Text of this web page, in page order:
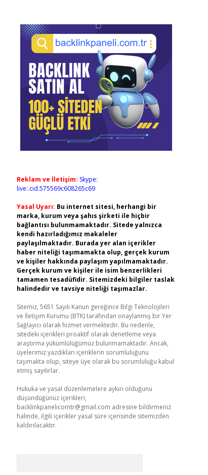
Reklam ve İletişim: Skype:
live:.cid.575569c608265c69
Yasal Uyarı: Bu internet sitesi, herhangi bir
marka, kurum veya şahıs şirketi ile hiçbir
bağlantısı bulunmamaktadır. Sitede yalnızca
kendi hazırladığımız makaleler
paylaşılmaktadır. Burada yer alan içerikler
haber niteliği taşımamakta olup, gerçek kurum
ve kişiler hakkında paylaşım yapılmamaktadır.
Gerçek kurum ve kişiler ile isim benzerlikleri
tamamen tesadüfidir. Sitemizdeki bilgiler taslak
halindedir ve tavsiye niteliği taşımazlar.
Sitemiz, 5651 Sayılı Kanun gereğince Bilgi Teknolojileri
ve İletişim Kurumu (BTK) tarafından onaylanmış bir Yer
Sağlayıcı olarak hizmet vermektedir. Bu nedenle,
sitedeki içerikleri proaktif olarak denetleme veya
araştırma yükümlülüğümüz bulunmamaktadır. Ancak,
üyelerimiz yazdıkları içeriklerin sorumluluğunu
taşımakta olup, siteye üye olarak bu sorumluluğu kabul
etmiş sayılırlar.
Hukuka ve yasal düzenlemelere aykırı olduğunu
düşündüğünüz içerikleri,
backlinkpanelicomtr@gmail.com adresine bildirmeniz
halinde, ilgili içerikler yasal süre içerisinde sitemizden
kaldırılacaktır.